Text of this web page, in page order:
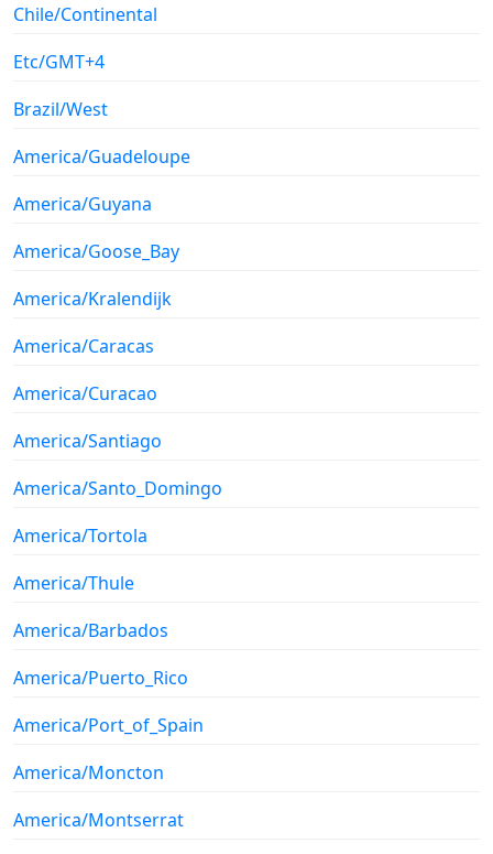
Chile/Continental
Etc/GMT+4
Brazil/West
America/Guadeloupe
America/Guyana
America/Goose_Bay
America/Kralendijk
America/Caracas
America/Curacao
America/Santiago
America/Santo_Domingo
America/Tortola
America/Thule
America/Barbados
America/Puerto_Rico
America/Port_of_Spain
America/Moncton
America/Montserrat